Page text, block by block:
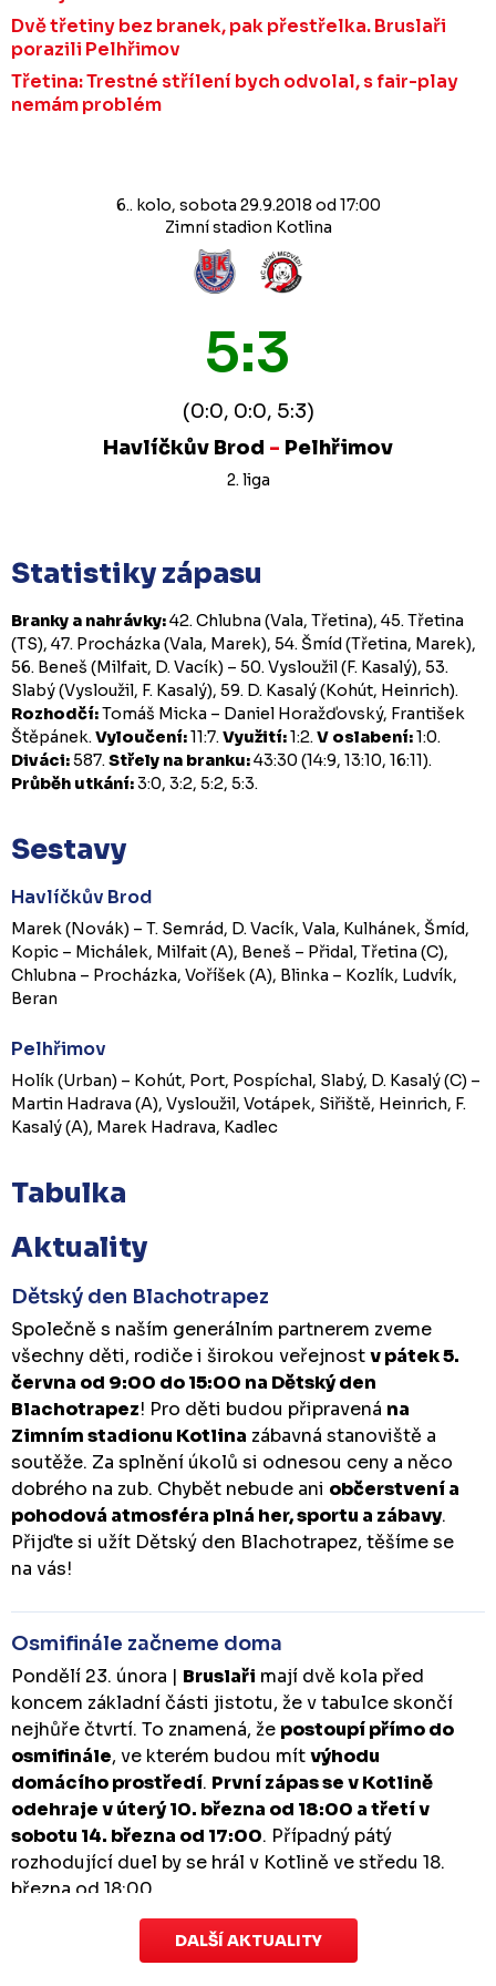
Dvě třetiny bez branek, pak přestřelka. Bruslaři
porazili Pelhřimov
Třetina: Trestné střílení bych odvolal, s fair-play
nemám problém
6.. kolo, sobota 29.9.2018 od 17:00
Zimní stadion Kotlina
5:3
(0:0, 0:0, 5:3)
Havlíčkův Brod - Pelhřimov
2. liga
Statistiky zápasu
Branky a nahrávky:42. Chlubna (Vala, Třetina), 45. Třetina
(TS), 47. Procházka (Vala, Marek), 54. Šmíd (Třetina, Marek),
56. Beneš (Milfait, D. Vacík) – 50. Vysloužil (F. Kasalý), 53.
Slabý (Vysloužil, F. Kasalý), 59. D. Kasalý (Kohút, Heinrich).
Rozhodčí:Tomáš Micka – Daniel Horažďovský, František
Štěpánek.Vyloučení:11:7.Využití:1:2.V oslabení:1:0.
Diváci:587.Střely na branku:43:30 (14:9, 13:10, 16:11).
Průběh utkání:3:0, 3:2, 5:2, 5:3.
Sestavy
Havlíčkův Brod
Marek (Novák) – T. Semrád, D. Vacík, Vala, Kulhánek, Šmíd,
Kopic – Michálek, Milfait (A), Beneš – Přidal, Třetina (C),
Chlubna – Procházka, Voříšek (A), Blinka – Kozlík, Ludvík,
Beran
Pelhřimov
Holík (Urban) – Kohút, Port, Pospíchal, Slabý, D. Kasalý (C) –
Martin Hadrava (A), Vysloužil, Votápek, Siřiště, Heinrich, F.
Kasalý (A), Marek Hadrava, Kadlec
Tabulka
Aktuality
Dětský den Blachotrapez
Společně s naším generálním partnerem zveme
všechny děti, rodiče i širokou veřejnostv pátek 5.
června od 9:00 do 15:00 na Dětský den
Blachotrapez! Pro děti budou připravená na
Zimním stadionu Kotlina zábavná stanoviště a
soutěže. Za splnění úkolů si odnesou ceny a něco
dobrého na zub. Chybět nebude ani občerstvení a
pohodová atmosféra plná her, sportu a zábavy.
Přijďte si užít Dětský den Blachotrapez, těšíme se
na vás!
Osmifinále začneme doma
Pondělí 23. února | Bruslaři mají dvě kola před
koncem základní části jistotu, že v tabulce skončí
nejhůře čtvrtí. To znamená, že postoupí přímo do
osmifinále, ve kterém budou mítvýhodu
domácího prostředí. První zápas se v Kotlině
odehraje v úterý 10. března od 18:00 a třetí v
sobotu 14. března od 17:00. Případný pátý
rozhodující duel by se hrál v Kotlině ve středu 18.
března od 18:00.
Zápas dorostu je odložen
DALŠÍ AKTUALITY